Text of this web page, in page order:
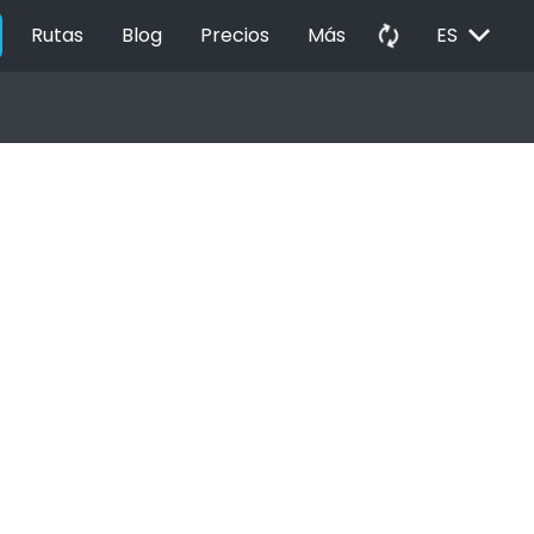
Rutas Blog Precios Más autorenew ES EXPAND_MORE